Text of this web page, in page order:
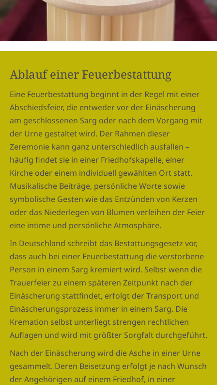
Ablauf einer Feuerbestattung
Eine Feuerbestattung beginnt in der Regel mit einer
Abschiedsfeier, die entweder vor der Einäscherung
am geschlossenen Sarg oder nach dem Vorgang mit
der Urne gestaltet wird. Der Rahmen dieser
Zeremonie kann ganz unterschiedlich ausfallen –
häufig findet sie in einer Friedhofskapelle, einer
Kirche oder einem individuell gewählten Ort statt.
Musikalische Beiträge, persönliche Worte sowie
symbolische Gesten wie das Entzünden von Kerzen
oder das Niederlegen von Blumen verleihen der Feier
eine intime und persönliche Atmosphäre.
In Deutschland schreibt das Bestattungsgesetz vor,
dass auch bei einer Feuerbestattung die verstorbene
Person in einem Sarg kremiert wird. Selbst wenn die
Trauerfeier zu einem späteren Zeitpunkt nach der
Einäscherung stattfindet, erfolgt der Transport und
Einäscherungsprozess immer in einem Sarg. Die
Kremation selbst unterliegt strengen rechtlichen
Auflagen und wird mit größter Sorgfalt durchgeführt.
Nach der Einäscherung wird die Asche in einer Urne
gesammelt. Deren Beisetzung erfolgt je nach Wunsch
der Angehörigen auf einem Friedhof, in einer